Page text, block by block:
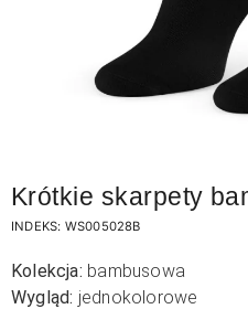
Krótkie skarpety
INDEKS: WS005028B
Kolekcja: bambusowa
Wygląd: jednokolorowe